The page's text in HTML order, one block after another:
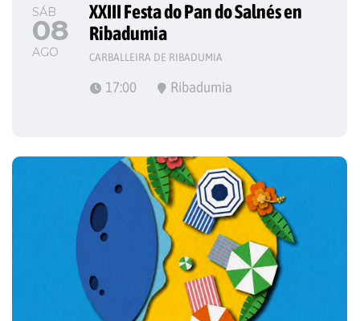
SÁB
08
AGO
XXIII Festa do Pan do Salnés en
Ribadumia
CARBALLEIRA DE RIBADUMIA
17:00 Ribadumia